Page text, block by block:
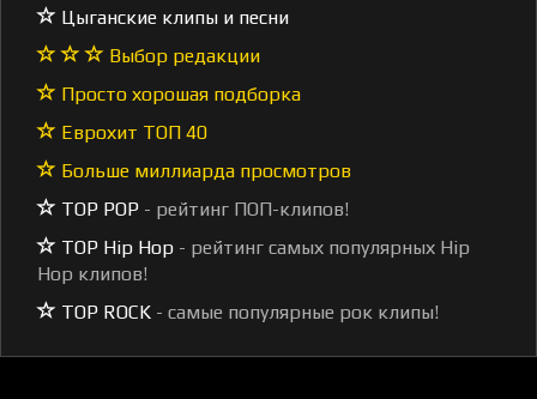
Цыганские клипы и песни
Выбор редакции
Просто хорошая подборка
Еврохит ТОП 40
Больше миллиарда просмотров
TOP POP - рейтинг ПОП-клипов!
TOP Hip Hop - рейтинг самых популярных Hip
Hop клипов!
TOP ROCK - самые популярные рок клипы!